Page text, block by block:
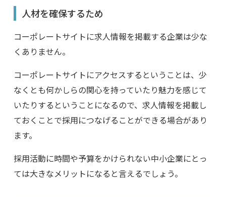
人材を確保するため
コーポレートサイトに求人情報を掲載する企業は少な
くありません。
コーポレートサイトにアクセスするということは、少
なくとも何かしらの関心を持っていたり魅力を感じて
いたりするということになるので、求人情報を掲載し
ておくことで採用につなげることができる場合があり
ます。
採用活動に時間や予算をかけられない中小企業にとっ
ては大きなメリットになると言えるでしょう。